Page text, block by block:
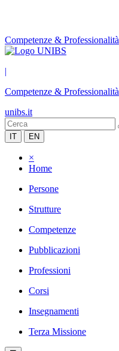
Competenze & Professionalità
|
Competenze & Professionalità
unibs.it
IT EN
×
Home
Persone
Strutture
Competenze
Pubblicazioni
Professioni
Corsi
Insegnamenti
Terza Missione